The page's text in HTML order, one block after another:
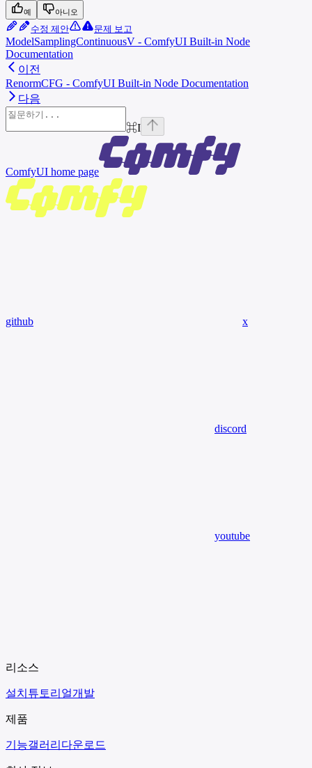
예 아니오
수정 제안 문제 보고
ModelSamplingContinuousV - ComfyUI Built-in Node
Documentation
이전
RenormCFG - ComfyUI Built-in Node Documentation
다음
⌘I
ComfyUI home page
github x
discord
youtube
리소스
설치 튜토리얼개발
제품
기능갤러리 다운로드